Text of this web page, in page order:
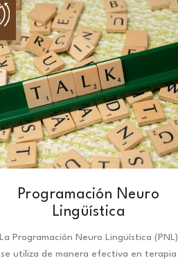
Programación Neuro
Lingüística​
La Programación Neuro Lingüística (PNL)
se utiliza de manera efectiva en terapia